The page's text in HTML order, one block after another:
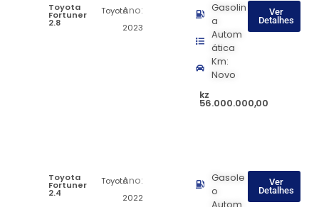
Toyota
Fortuner
2.8
ToyotaAno:
2023
Gasolin
a
Autom
ática
Km:
Novo
kz
56.000.000,00
Ver
Detalhes
Toyota
Fortuner
2.4
ToyotaAno:
2022
Gasole
o
Autom
Ver
Detalhes